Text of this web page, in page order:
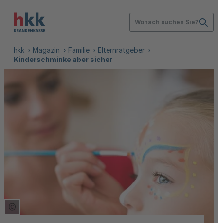
Wonach suchen Sie?
hkk Magazin Familie
Elternratgeber
Kinderschminke aber sicher
Copyright Tooltip öffnen